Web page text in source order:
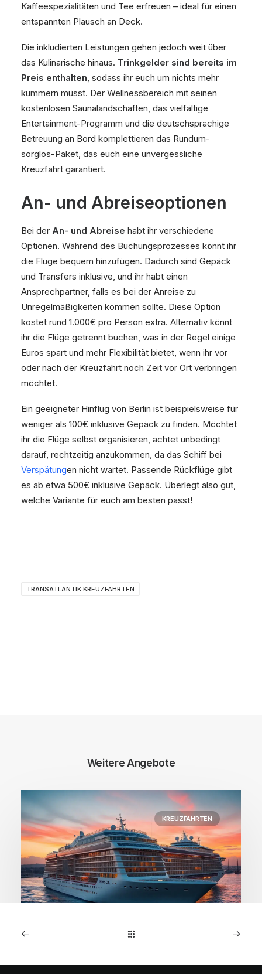
Kaffeespezialitäten und Tee erfreuen – ideal für einen
entspannten Plausch an Deck.
Die inkludierten Leistungen gehen jedoch weit über
das Kulinarische hinaus. Trinkgelder sind bereits im
Preis enthalten, sodass ihr euch um nichts mehr
kümmern müsst. Der Wellnessbereich mit seinen
kostenlosen Saunalandschaften, das vielfältige
Entertainment-Programm und die deutschsprachige
Betreuung an Bord komplettieren das Rundum-
sorglos-Paket, das euch eine unvergessliche
Kreuzfahrt garantiert.
An- und Abreiseoptionen
Bei der An- und Abreise habt ihr verschiedene
Optionen. Während des Buchungsprozesses könnt ihr
die Flüge bequem hinzufügen. Dadurch sind Gepäck
und Transfers inklusive, und ihr habt einen
Ansprechpartner, falls es bei der Anreise zu
Unregelmäßigkeiten kommen sollte. Diese Option
kostet rund 1.000€ pro Person extra. Alternativ könnt
ihr die Flüge getrennt buchen, was in der Regel einige
Euros spart und mehr Flexibilität bietet, wenn ihr vor
oder nach der Kreuzfahrt noch Zeit vor Ort verbringen
möchtet.
Ein geeigneter Hinflug von Berlin ist beispielsweise für
weniger als 100€ inklusive Gepäck zu finden. Möchtet
ihr die Flüge selbst organisieren, achtet unbedingt
darauf, rechtzeitig anzukommen, da das Schiff bei
Verspätungen nicht wartet. Passende Rückflüge gibt
es ab etwa 500€ inklusive Gepäck. Überlegt also gut,
welche Variante für euch am besten passt!
TRANSATLANTIK KREUZFAHRTEN
Weitere Angebote
KREUZFAHRTEN
1. Januar 2026